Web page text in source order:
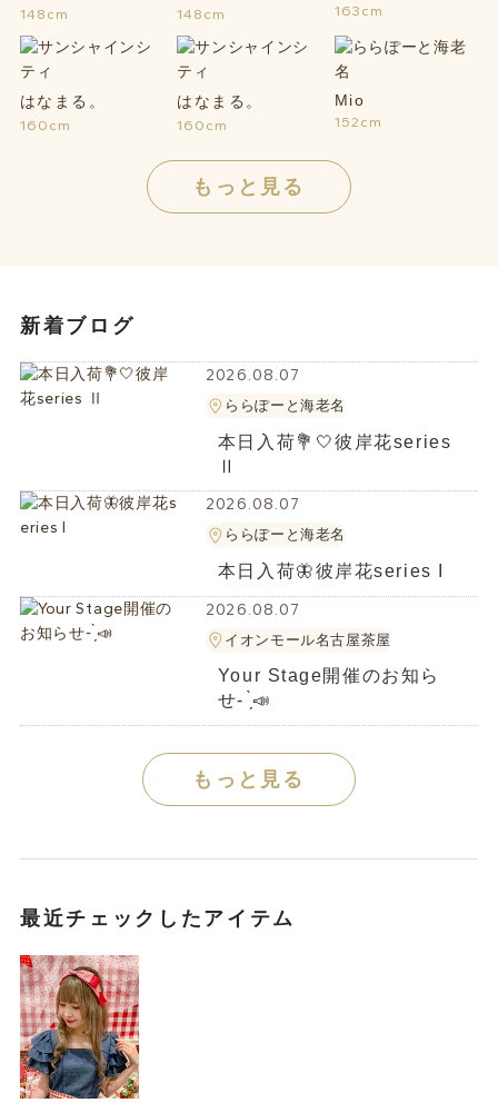
148cm 148cm 163cm
はなまる。
160cm
はなまる。
160cm
Mio
152cm
もっと見る
新着ブログ
2026.08.07
ららぽーと海老名
本日入荷💐🤍彼岸花series
Ⅱ
2026.08.07
ららぽーと海老名
本日入荷🦋彼岸花series I
2026.08.07
イオンモール名古屋茶屋
Your Stage開催のお知ら
せ- ̗̀📣
もっと見る
最近チェックしたアイテム